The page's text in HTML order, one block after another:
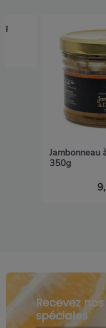
Jambonneau
350g
Recevez nos
spéciales